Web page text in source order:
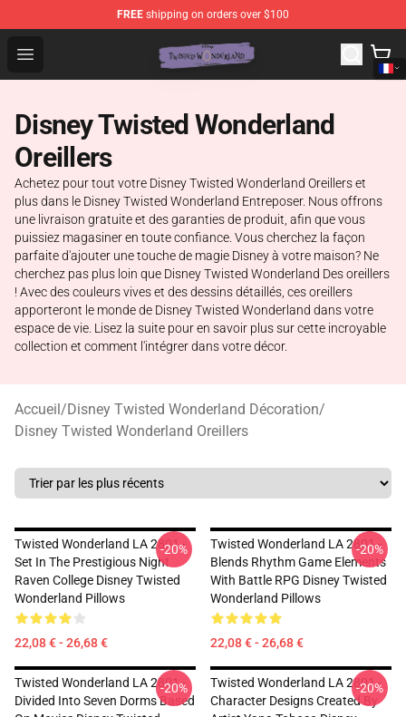
FREE shipping on orders over $100
Open menu
Twisted Wonderland Store - Official Twisted
Disney Twisted Wonderland
Oreillers
Achetez pour tout votre Disney Twisted Wonderland Oreillers et
plus dans le Disney Twisted Wonderland Entreposer. Nous offrons
une livraison gratuite et des garanties de produit, afin que vous
puissiez magasiner en toute confiance. Vous cherchez la façon
parfaite d'ajouter une touche de magie Disney à votre maison? Ne
cherchez pas plus loin que Disney Twisted Wonderland Des oreillers
! Avec des couleurs vives et des dessins détaillés, ces oreillers
apporteront le monde de Disney Twisted Wonderland dans votre
espace de vie. Lisez la suite pour en savoir plus sur cette incroyable
collection et comment l'intégrer dans votre décor.
Accueil/Disney Twisted Wonderland Décoration/
Disney Twisted Wonderland Oreillers
Twisted Wonderland LA 2801 -
Set In The Prestigious Night
Raven College Disney Twisted
Wonderland Pillows
22,08 € - 26,68 €
-20%
Twisted Wonderland LA 2801 -
Blends Rhythm Game Elements
With Battle RPG Disney Twisted
Wonderland Pillows
22,08 € - 26,68 €
-20%
Twisted Wonderland LA 2801 -
Divided Into Seven Dorms Based
-20%
Twisted Wonderland LA 2801 -
Character Designs Created By
-20%